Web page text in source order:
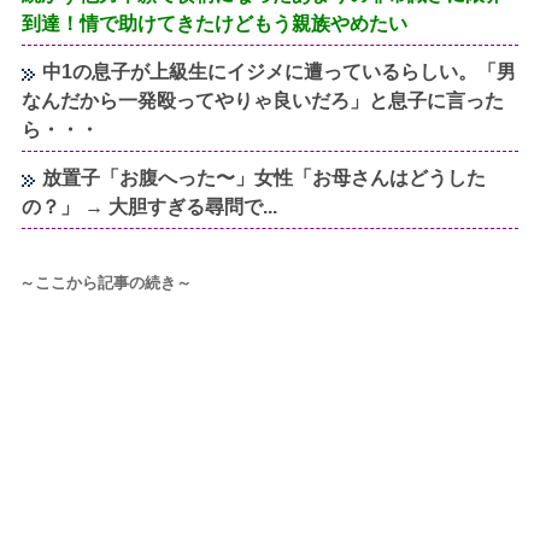
到達！情で助けてきたけどもう親族やめたい
中1の息子が上級生にイジメに遭っているらしい。「男
なんだから一発殴ってやりゃ良いだろ」と息子に言った
ら・・・
放置子「お腹へった〜」女性「お母さんはどうした
の？」 → 大胆すぎる尋問で...
～ここから記事の続き～